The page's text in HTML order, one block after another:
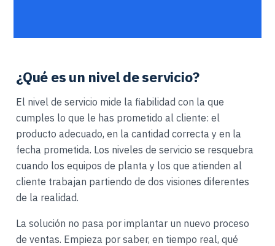
¿Qué es un nivel de servicio?
El nivel de servicio mide la fiabilidad con la que
cumples lo que le has prometido al cliente: el
producto adecuado, en la cantidad correcta y en la
fecha prometida. Los niveles de servicio se resquebra
cuando los equipos de planta y los que atienden al
cliente trabajan partiendo de dos visiones diferentes
de la realidad.
La solución no pasa por implantar un nuevo proceso
de ventas. Empieza por saber, en tiempo real, qué